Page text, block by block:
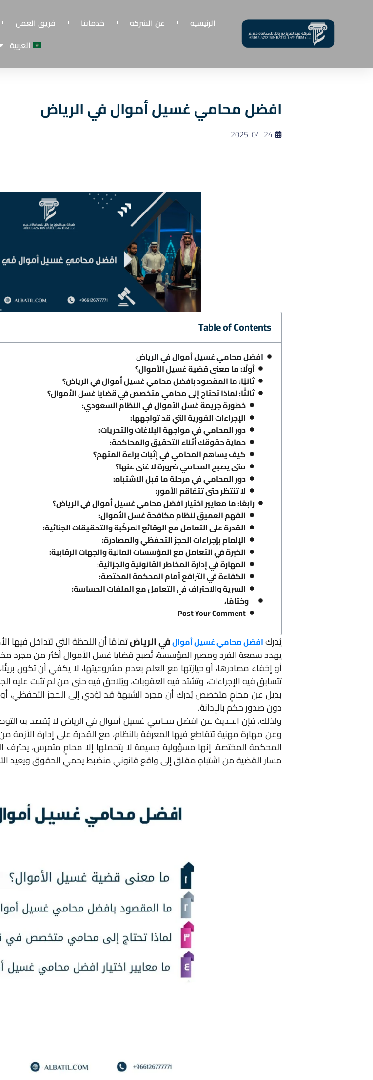
الرئيسية عن الشركة خدماتنا فريق العمل
العربية
افضل محامي غسيل أموال في الرياض
2025-04-24
Table of Contents
افضل محامي غسيل أموال في الرياض
أولًا: ما معنى قضية غسيل الأموال؟
ثانيًا: ما المقصود بافضل محامي غسيل أموال في الرياض؟
ثالثًا: لماذا تحتاج إلى محامي متخصص في قضايا غسل الأموال؟
خطورة جريمة غسل الأموال في النظام السعودي:
الإجراءات الفورية التي قد تواجهها:
دور المحامي في مواجهة البلاغات والتحريات:
حماية حقوقك أثناء التحقيق والمحاكمة:
كيف يساهم المحامي في إثبات براءة المتهم؟
متى يصبح المحامي ضرورة لا غنى عنها؟
دور المحامي في مرحلة ما قبل الاشتباه:
لا تنتظر حتى تتفاقم الأمور:
رابعًا: ما معايير اختيار افضل محامي غسيل أموال في الرياض؟
الفهم العميق لنظام مكافحة غسل الأموال:
القدرة على التعامل مع الوقائع المركّبة والتحقيقات الجنائية:
الإلمام بإجراءات الحجز التحفظي والمصادرة:
الخبرة في التعامل مع المؤسسات المالية والجهات الرقابية:
المهارة في إدارة المخاطر القانونية والجزائية:
الكفاءة في الترافع أمام المحكمة المختصة:
السرية والاحتراف في التعامل مع الملفات الحساسة:
وختامًا،
Post Your Comment
يُدركافضل محامي غسيل أموالفي الرياضتمامًا أن اللحظة التي تتداخل فيها
يهدد سمعة الفرد ومصير المؤسسة، تُصبح قضايا غسل الأموال أكثر من مجرد
أو إخفاء مصادرها، أو حيازتها مع العلم بعدم مشروعيتها، لا يكفي أن تكون
تتسابق فيه الإجراءات، وتشتد فيه العقوبات، ويُلاحق فيه حتى من لم تثبت عليه
بديل عن محامٍ متخصص يُدرك أن مجرد الشبهة قد تؤدي إلى الحجز التحفظي، أو
دون صدور حكم بالإدانة.
ولذلك، فإن الحديث عن افضل محامي غسيل أموال في الرياض لا يُقصد به
وعن مهارة مهنية تتقاطع فيها المعرفة بالنظام، مع القدرة على إدارة الأزمة
المحكمة المختصة. إنها مسؤولية جسيمة لا يتحملها إلا محامٍ متمرس،
مسار القضية من اشتباهٍ مقلق إلى واقع قانوني منضبط يحمي الحقوق ويعيد